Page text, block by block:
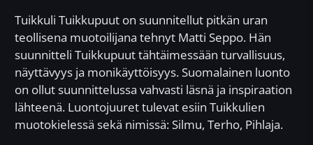
Tuikkuli Tuikkupuut on suunnitellut pitkän uran
teollisena muotoilijana tehnyt Matti Seppo. Hän
suunnitteli Tuikkupuut tähtäimessään turvallisuus,
näyttävyys ja monikäyttöisyys. Suomalainen luonto
on ollut suunnittelussa vahvasti läsnä ja inspiraation
lähteenä. Luontojuuret tulevat esiin Tuikkulien
muotokielessä sekä nimissä: Silmu, Terho, Pihlaja.